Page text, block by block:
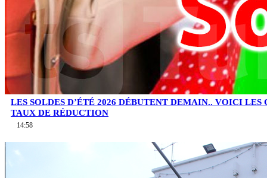
LES SOLDES D’ÉTÉ 2026 DÉBUTENT DEMAIN.. VOICI LES
TAUX DE RÉDUCTION
14:58